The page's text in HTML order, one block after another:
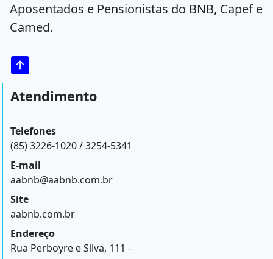
Aposentados e Pensionistas do BNB, Capef e
Camed.
Atendimento
Telefones
(85) 3226-1020 / 3254-5341
E-mail
aabnb@aabnb.com.br
Site
aabnb.com.br
Endereço
Rua Perboyre e Silva, 111 -